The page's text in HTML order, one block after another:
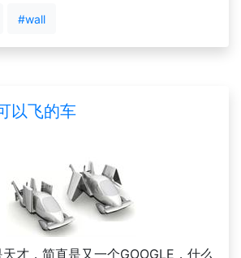
#wall
以飞的车
才，简直是又一个GOOGLE，什么